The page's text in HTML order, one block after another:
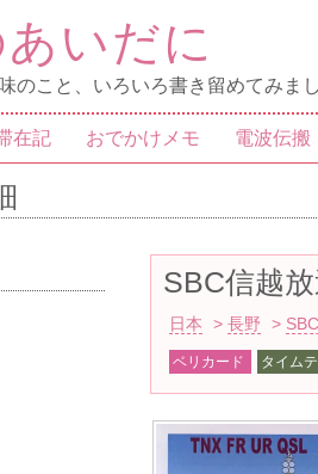
いだに
のこと、いろいろ書き留めてみま
在記 おでかけメモ 電波伝搬
SBC信越
日本 長野
ベリカード タイム